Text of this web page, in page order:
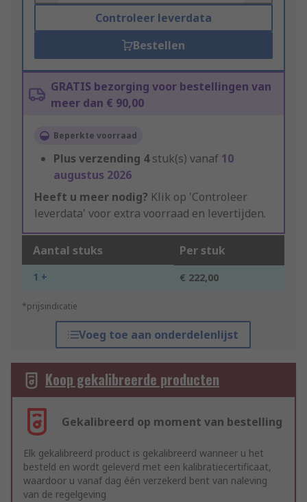
Controleer leverdata
Bestellen
GRATIS bezorging voor bestellingen van
meer dan € 90,00
Beperkte voorraad
Plus verzending 4stuk(s) vanaf 10
augustus 2026
Heeft u meer nodig? Klik op 'Controleer
leverdata' voor extra voorraad en levertijden.
Aantal stuks Per stuk
1 + € 222,00
*prijsindicatie
Voeg toe aan onderdelenlijst
Koop gekalibreerde producten
Gekalibreerd op moment van bestelling
Elk gekalibreerd product is gekalibreerd wanneer u het
besteld en wordt geleverd met een kalibratiecertificaat,
waardoor u vanaf dag één verzekerd bent van naleving
van de regelgeving